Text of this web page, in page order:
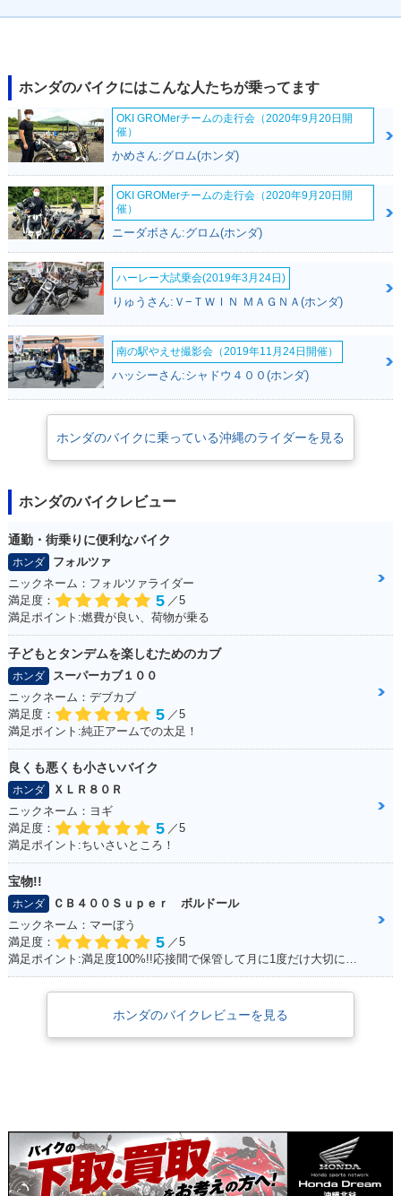
限定仕様
サリー・特別・限定
仕様
ェンジ
2012年 Super Cub
110・フルモデルチ
2010年 Super Cub
110・カラーチェン
ホンダのバイクにはこんな人たちが乗ってます
OKI GROMerチームの走行会（2020年9月20日開
催）
かめさん:グロム(ホンダ)
OKI GROMerチームの走行会（2020年9月20日開
催）
ニーダボさん:グロム(ホンダ)
ハーレー大試乗会(2019年3月24日)
りゅうさん:Ｖ−ＴＷＩＮ ＭＡＧＮＡ(ホンダ)
南の駅やえせ撮影会（2019年11月24日開催）
ハッシーさん:シャドウ４００(ホンダ)
ホンダのバイクに乗っている沖縄のライダーを見る
ホンダのバイクレビュー
通勤・街乗りに便利なバイク
ホンダ
フォルツァ
ニックネーム：フォルツァライダー
満足度：
5 ／5
満足ポイント:燃費が良い、荷物が乗る
子どもとタンデムを楽しむためのカブ
ホンダ
スーパーカブ１００
ニックネーム：デブカブ
満足度：
5 ／5
満足ポイント:純正アームでの太足！
良くも悪くも小さいバイク
ホンダ
ＸＬＲ８０Ｒ
ニックネーム：ヨギ
満足度：
5 ／5
満足ポイント:ちいさいところ！
宝物!!
ホンダ
ＣＢ４００Ｓｕｐｅｒ ボルドール
ニックネーム：マーぼう
満足度：
5 ／5
満足ポイント:満足度100%!!応接間で保管して月に1度だけ大切に乗っています
ホンダのバイクレビューを見る